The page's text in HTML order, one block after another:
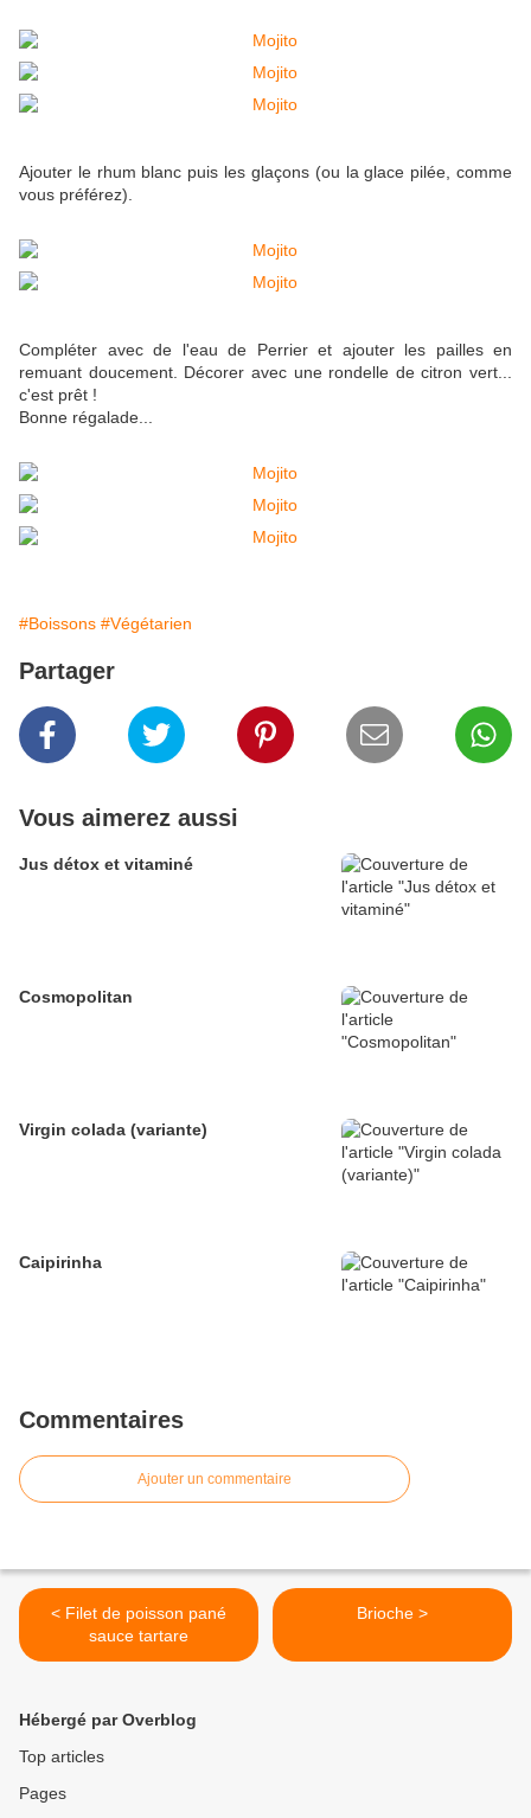
Ajouter le rhum blanc puis les glaçons (ou la glace pilée, comme
vous préférez).
Compléter avec de l'eau de Perrier et ajouter les pailles en
remuant doucement. Décorer avec une rondelle de citron vert...
c'est prêt !
Bonne régalade...
#Boissons #Végétarien
Partager
Vous aimerez aussi
Jus détox et vitaminé
Cosmopolitan
Virgin colada (variante)
Caipirinha
Commentaires
Ajouter un commentaire
< Filet de poisson pané
sauce tartare
Brioche >
Hébergé par Overblog
Top articles
Pages